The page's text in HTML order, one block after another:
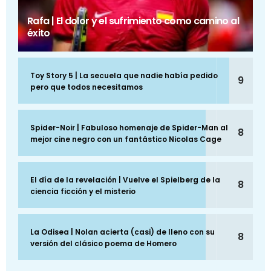
Rafa | El dolor y el sufrimiento como camino al
éxito
Toy Story 5 | La secuela que nadie había pedido
pero que todos necesitamos
9
Spider-Noir | Fabuloso homenaje de Spider-Man al
mejor cine negro con un fantástico Nicolas Cage
8
El día de la revelación | Vuelve el Spielberg de la
ciencia ficción y el misterio
8
La Odisea | Nolan acierta (casi) de lleno con su
versión del clásico poema de Homero
8